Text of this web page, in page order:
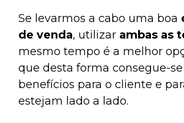
Se levarmos a cabo uma boa
de venda, utilizar ambas as
mesmo tempo é a melhor
que desta forma consegue-
benefícios para o cliente e
estejam lado a lado.